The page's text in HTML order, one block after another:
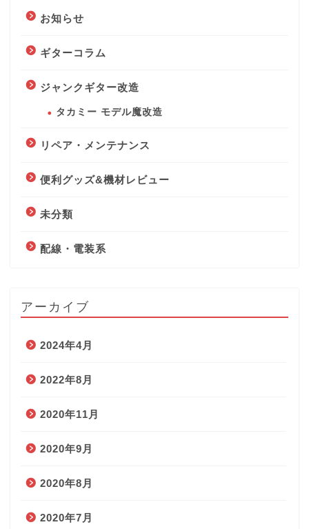
お知らせ
ギターコラム
ジャンクギター改造
タカミー モデル魔改造
リペア・メンテナンス
便利グッズ&機材レビュー
未分類
配線・電装系
アーカイブ
2024年4月
2022年8月
2020年11月
2020年9月
2020年8月
2020年7月